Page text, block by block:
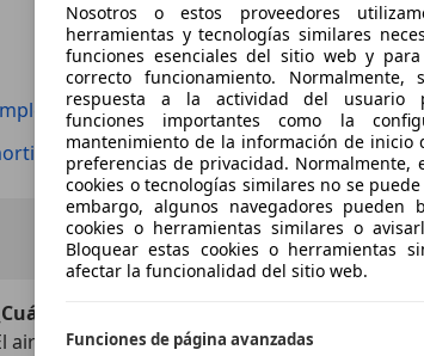
Nosotros o estos proveedores
herramientas y tecnologías similares
funciones esenciales del sitio web y
correcto funcionamiento. Normalmente,
respuesta a la actividad del usuario
funciones importantes como la
mantenimiento de la información de inicio
preferencias de privacidad. Normalmente,
cookies o tecnologías similares no se puede
embargo, algunos navegadores pueden
cookies o herramientas similares o
Bloquear estas cookies o herramientas
afectar la funcionalidad del sitio web.
Funciones de página avanzadas
botella de agua destilada puede hacer
está dañado
hay que cambiar los airbag del
airbag está considerado, junto al cinturón